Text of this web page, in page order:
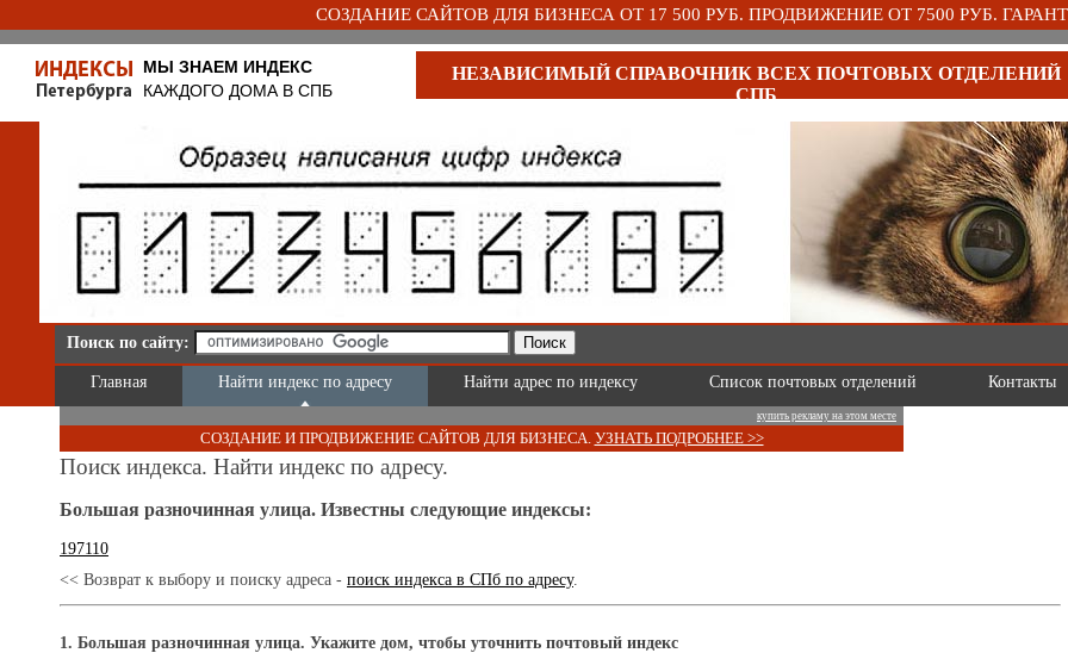
СОЗДАНИЕ САЙТОВ ДЛЯ БИЗНЕСА ОТ 17 500 РУБ. ПРОДВИЖЕНИЕ ОТ 7500 РУБ.
МЫ ЗНАЕМ ИНДЕКС
КАЖДОГО ДОМА В СПБ
НЕЗАВИСИМЫЙ СПРАВОЧНИК ВСЕХ ПОЧТОВЫХ ОТДЕЛЕНИЙ
СПБ
Поиск по сайту:
Главная Найти индекс по адресу Найти адрес по индексу Список почтовых отделений Контакты
купить рекламу на этом месте
СОЗДАНИЕ И ПРОДВИЖЕНИЕ САЙТОВ ДЛЯ БИЗНЕСА. УЗНАТЬ ПОДРОБНЕЕ >>
Поиск индекса. Найти индекс по адресу.
Большая разночинная улица. Известны следующие индексы:
197110
<< Возврат к выбору и поиску адреса - поиск индекса в СПб по адресу.
1. Большая разночинная улица. Укажите дом, чтобы уточнить почтовый индекс